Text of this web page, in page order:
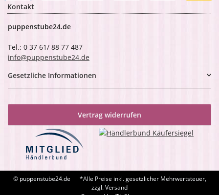
Kontakt
puppenstube24.de
Tel.: 0 37 61/ 88 77 487
info@puppenstube24.de
Gesetzliche Informationen
Vertrag widerrufen
© puppenstube24.de
*Alle Preise inkl. gesetzlicher Mehrwertsteuer,
zzgl. Versand